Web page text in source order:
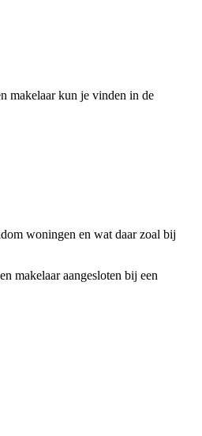
makelaar kun je vinden in de
woningen en wat daar zoal bij
makelaar aangesloten bij een